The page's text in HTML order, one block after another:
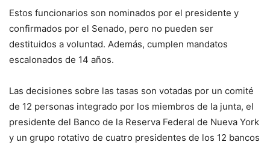
Estos funcionarios son nominados por el presidente y
confirmados por el Senado, pero no pueden ser
destituidos a voluntad. Además, cumplen mandatos
escalonados de 14 años.
Las decisiones sobre las tasas son votadas por un comité
de 12 personas integrado por los miembros de la junta, el
presidente del Banco de la Reserva Federal de Nueva York
y un grupo rotativo de cuatro presidentes de los 12 bancos